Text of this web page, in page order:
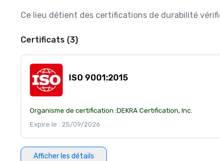
Ce lieu détient des certifications de durabilité
Certificats (3)
ISO 9001:2015
Organisme de certification :DEKRA Certification, Inc.
Expire le : 25/09/2026
Afficher les détails